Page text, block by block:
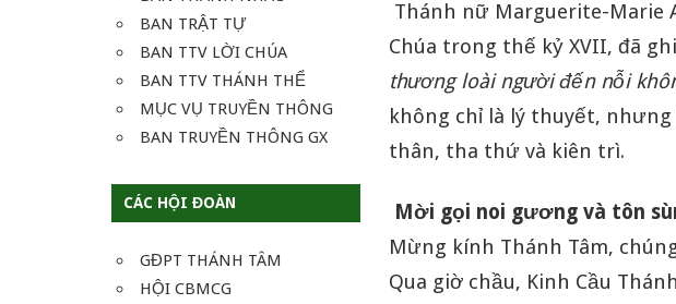
BAN TRẬT TỰ
BAN TTV LỜI CHÚA
BAN TTV THÁNH THỂ
MỤC VỤ TRUYỀN THÔNG
BAN TRUYỀN THÔNG GX
CÁC HỘI ĐOÀN
GĐPT THÁNH TÂM
HỘI CBMCG
Thánh nữ Marguerite-Marie
Chúa trong thế kỷ XVII, đã
thương loài người đến nỗi
không chỉ là lý thuyết,
thân, tha thứ và kiên trì.
Mời gọi noi gương và tôn
Mừng kính Thánh Tâm,
Qua giờ chầu, Kinh Cầu